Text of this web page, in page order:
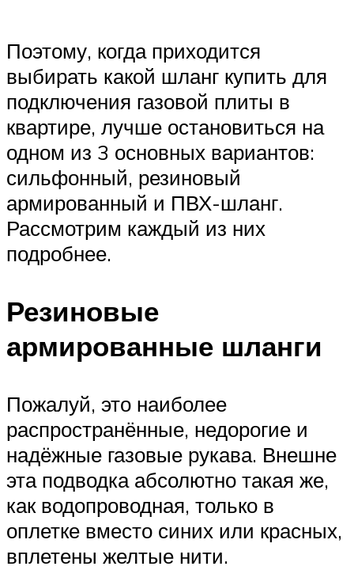
Поэтому, когда приходится
выбирать какой шланг купить для
подключения газовой плиты в
квартире, лучше остановиться на
одном из 3 основных вариантов:
сильфонный, резиновый
армированный и ПВХ-шланг.
Рассмотрим каждый из них
подробнее.
Резиновые
армированные шланги
Пожалуй, это наиболее
распространённые, недорогие и
надёжные газовые рукава. Внешне
эта подводка абсолютно такая же,
как водопроводная, только в
оплетке вместо синих или красных,
вплетены желтые нити.